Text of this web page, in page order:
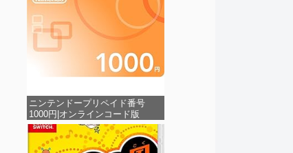
ニンテンドープリペイド番号
1000円|オンラインコード版